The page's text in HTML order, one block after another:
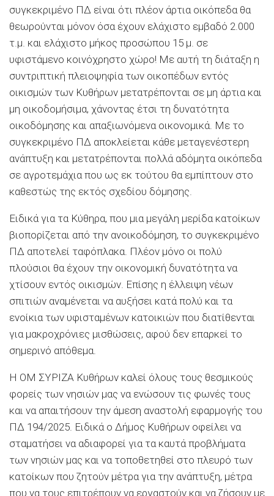
συγκεκριμένο ΠΔ είναι ότι πλέον άρτια οικόπεδα θα
θεωρούνται μόνον όσα έχουν ελάχιστο εμβαδό 2.000
τ.μ. και ελάχιστο μήκος προσώπου 15 μ. σε
υφιστάμενο κοινόχρηστο χώρο! Με αυτή τη διάταξη η
συντριπτική πλειοψηφία των οικοπέδων εντός
οικισμών των Κυθήρων μετατρέπονται σε μη άρτια και
μη οικοδομήσιμα, χάνοντας έτσι τη δυνατότητα
οικοδόμησης και απαξιωνόμενα οικονομικά. Με το
συγκεκριμένο ΠΔ αποκλείεται κάθε μεταγενέστερη
ανάπτυξη και μετατρέπονται πολλά αδόμητα οικόπεδα
σε αγροτεμάχια που ως εκ τούτου θα εμπίπτουν στο
καθεστώς της εκτός σχεδίου δόμησης.
Ειδικά για τα Κύθηρα, που μια μεγάλη μερίδα κατοίκων
βιοπορίζεται από την ανοικοδόμηση, το συγκεκριμένο
ΠΔ αποτελεί ταφόπλακα. Πλέον μόνο οι πολύ
πλούσιοι θα έχουν την οικονομική δυνατότητα να
χτίσουν εντός οικισμών. Επίσης η έλλειψη νέων
σπιτιών αναμένεται να αυξήσει κατά πολύ και τα
ενοίκια των υφισταμένων κατοικιών που διατίθενται
για μακροχρόνιες μισθώσεις, αφού δεν επαρκεί το
σημερινό απόθεμα.
Η ΟΜ ΣΥΡΙΖΑ Κυθήρων καλεί όλους τους θεσμικούς
φορείς των νησιών μας να ενώσουν τις φωνές τους
και να απαιτήσουν την άμεση αναστολή εφαρμογής του
ΠΔ 194/2025. Ειδικά ο Δήμος Κυθήρων οφείλει να
σταματήσει να αδιαφορεί για τα καυτά προβλήματα
των νησιών μας και να τοποθετηθεί στο πλευρό των
κατοίκων που ζητούν μέτρα για την ανάπτυξη, μέτρα
που να τους επιτρέπουν να εργαστούν και να ζήσουν με